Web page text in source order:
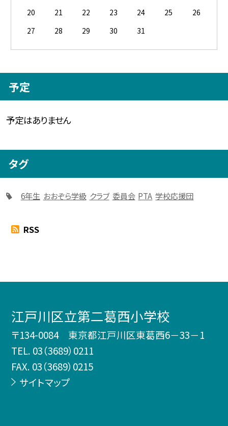
20
21 22 23 24 25
26
27
28 29 30 31
予定
予定はありません
タグ
6年生 おおぞら学級 クラブ 委員会 PTA 学校応援団
RSS
江戸川区立第二葛西小学校
〒134-0084 東京都江戸川区東葛西6－33－1
TEL. 03（3689）0211
FAX. 03（3689）0215
サイトマップ